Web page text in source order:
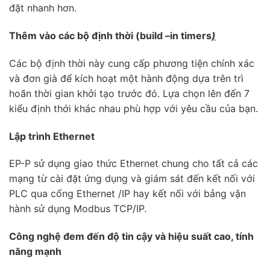
đặt nhanh hơn.
Thêm vào các bộ định thời (build –in timers)
Các bộ định thời này cung cấp phương tiện chính xác
và đơn già để kích hoạt một hành động dựa trên trì
hoãn thời gian khởi tạo trước đó. Lựa chọn lên đến 7
kiểu định thới khác nhau phù hợp với yêu cầu của bạn.
Lập trình Ethernet
EP-P sử dụng giao thức Ethernet chung cho tất cả các
mạng từ cài đặt ứng dụng và giám sát đến kết nối với
PLC qua cổng Ethernet /IP hay kết nối với bảng vận
hành sử dụng Modbus TCP/IP.
Công nghệ đem đến độ tin cậy và hiệu suất cao, tính
năng mạnh